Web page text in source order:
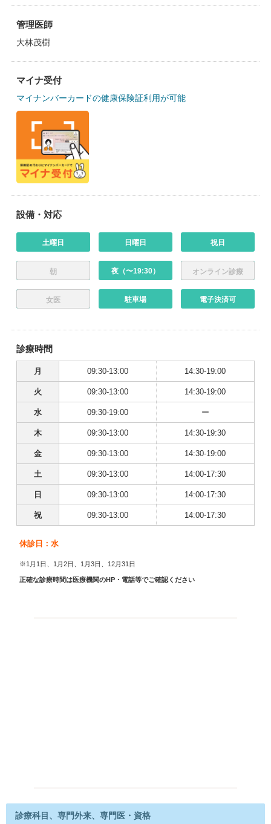
管理医師
大林茂樹
マイナ受付
マイナンバーカードの健康保険証利用が可能
設備・対応
土曜日 日曜日 祝日
朝 夜（〜19:30） オンライン診療
女医 駐車場 電子決済可
診療時間
月 09:30-13:00 14:30-19:00
火 09:30-13:00 14:30-19:00
水 09:30-19:00 ー
木 09:30-13:00 14:30-19:30
金 09:30-13:00 14:30-19:00
土 09:30-13:00 14:00-17:30
日 09:30-13:00 14:00-17:30
祝 09:30-13:00 14:00-17:30
休診日：水
※1月1日、1月2日、1月3日、12月31日
正確な診療時間は医療機関のHP・電話等でご確認ください
診療科目、専門外来、専門医・資格